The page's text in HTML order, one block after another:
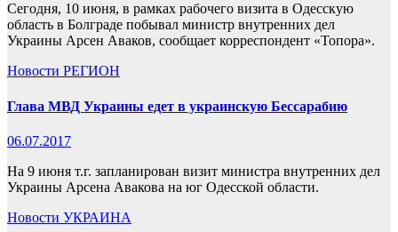
Сегодня, 10 июня, в рамках рабочего визита в Одесскую
область в Болграде побывал министр внутренних дел
Украины Арсен Аваков, сообщает корреспондент «Топора».
Новости РЕГИОН
Глава МВД Украины едет в украинскую Бессарабию
06.07.2017
На 9 июня т.г. запланирован визит министра внутренних дел
Украины Арсена Авакова на юг Одесской области.
Новости УКРАИНА